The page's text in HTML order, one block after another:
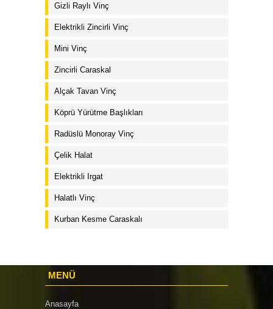
Gizli Raylı Vinç
Elektrikli Zincirli Vinç
Mini Vinç
Zincirli Caraskal
Alçak Tavan Vinç
Köprü Yürütme Başlıkları
Radüslü Monoray Vinç
Çelik Halat
Elektrikli Irgat
Halatlı Vinç
Kurban Kesme Caraskalı
MENÜ
Anasayfa